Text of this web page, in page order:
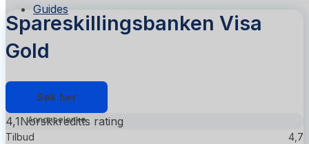
Guides
Spareskillingsbanken Visa
Gold
Søk her
4,1Norskkreditts rating
Tilbud
4,7